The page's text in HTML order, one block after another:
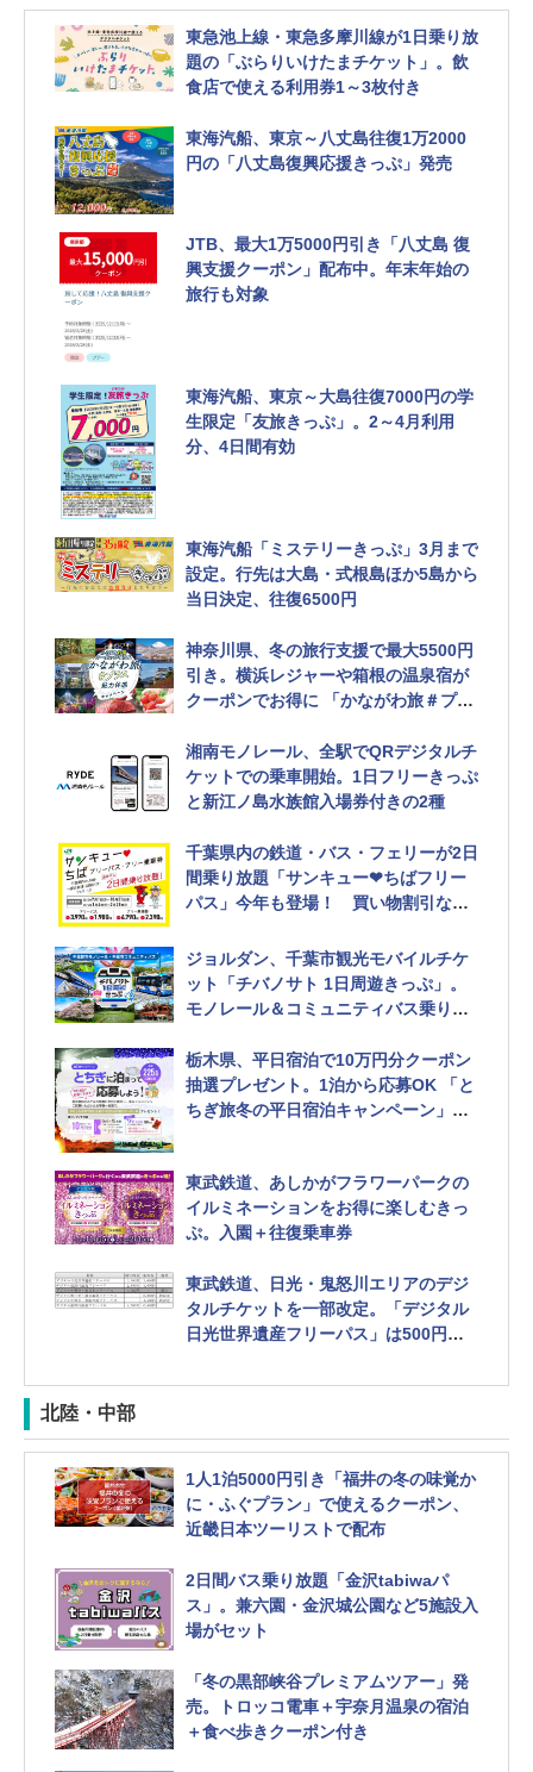
東急池上線・東急多摩川線が1日乗り放
題の「ぶらりいけたまチケット」。飲
食店で使える利用券1～3枚付き
東海汽船、東京～八丈島往復1万2000
円の「八丈島復興応援きっぷ」発売
JTB、最大1万5000円引き「八丈島 復
興支援クーポン」配布中。年末年始の
旅行も対象
東海汽船、東京～大島往復7000円の学
生限定「友旅きっぷ」。2～4月利用
分、4日間有効
東海汽船「ミステリーきっぷ」3月まで
設定。行先は大島・式根島ほか5島から
当日決定、往復6500円
神奈川県、冬の旅行支援で最大5500円
引き。横浜レジャーや箱根の温泉宿が
クーポンでお得に 「かながわ旅＃プラ
湘南モノレール、全駅でQRデジタルチ
ケットでの乗車開始。1日フリーきっぷ
と新江ノ島水族館入場券付きの2種
千葉県内の鉄道・バス・フェリーが2日
間乗り放題「サンキュー❤ちばフリー
パス」今年も登場！ 買い物割引など
ジョルダン、千葉市観光モバイルチケ
ット「チバノサト 1日周遊きっぷ」。
モノレール＆コミュニティバス乗り放
栃木県、平日宿泊で10万円分クーポン
抽選プレゼント。1泊から応募OK 「と
ちぎ旅冬の平日宿泊キャンペーン」第2
東武鉄道、あしかがフラワーパークの
イルミネーションをお得に楽しむきっ
ぷ。入園＋往復乗車券
東武鉄道、日光・鬼怒川エリアのデジ
タルチケットを一部改定。「デジタル
日光世界遺産フリーパス」は500円値
北陸・中部
1人1泊5000円引き「福井の冬の味覚か
に・ふぐプラン」で使えるクーポン、
近畿日本ツーリストで配布
2日間バス乗り放題「金沢tabiwaパ
ス」。兼六園・金沢城公園など5施設入
場がセット
「冬の黒部峡谷プレミアムツアー」発
売。トロッコ電車＋宇奈月温泉の宿泊
＋食べ歩きクーポン付き